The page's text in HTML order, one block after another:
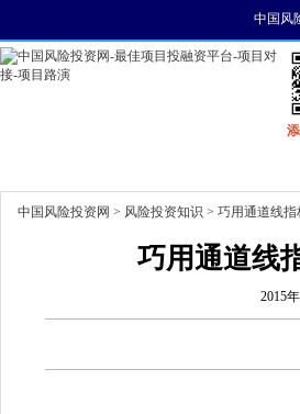
中国风
中国风险投资网 > 风险投资知识 > 巧用通道线
巧用通道线
2015